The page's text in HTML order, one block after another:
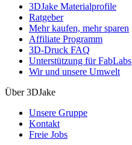
3DJake Materialprofile
Ratgeber
Mehr kaufen, mehr sparen
Affiliate Programm
3D-Druck FAQ
Unterstützung für FabLabs
Wir und unsere Umwelt
Über 3DJake
Unsere Gruppe
Kontakt
Freie Jobs